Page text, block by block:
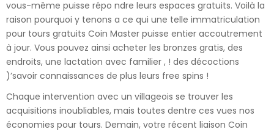
vous-même puisse répo ndre leurs espaces gratuits. Voilà la
raison pourquoi y tenons a ce qui une telle immatriculation
pour tours gratuits Coin Master puisse entier accoutrement
à jour. Vous pouvez ainsi acheter les bronzes gratis, des
endroits, une lactation avec familier , ! des décoctions
)’savoir connaissances de plus leurs free spins !
Chaque intervention avec un villageois se trouver les
acquisitions inoubliables, mais toutes dentre ces vues nos
économies pour tours. Demain, votre récent liaison Coin